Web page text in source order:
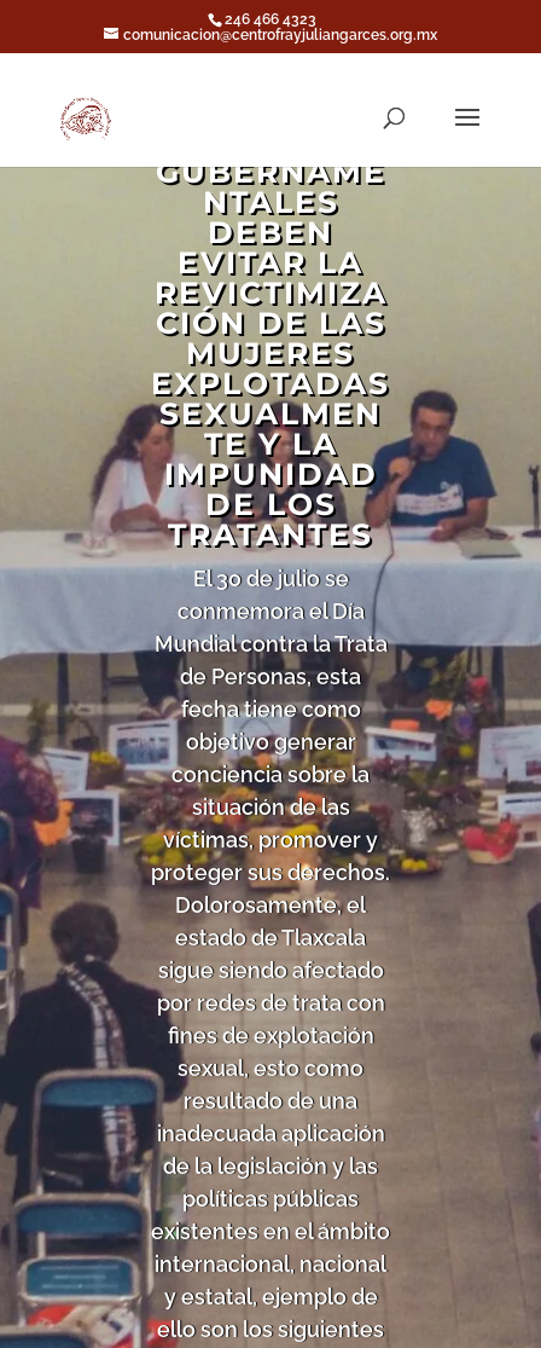
246 466 4323
comunicacion@centrofrayjuliangarces.org.mx
GUBERNAME
NTALES
DEBEN
EVITAR LA
REVICTIMIZA
CIÓN DE LAS
MUJERES
EXPLOTADAS
SEXUALMEN
TE Y LA
IMPUNIDAD
DE LOS
TRATANTES
El 30 de julio se
conmemora el Día
Mundial contra la Trata
de Personas, esta
fecha tiene como
objetivo generar
conciencia sobre la
situación de las
víctimas, promover y
proteger sus derechos.
Dolorosamente, el
estado de Tlaxcala
sigue siendo afectado
por redes de trata con
fines de explotación
sexual, esto como
resultado de una
inadecuada aplicación
de la legislación y las
políticas públicas
existentes en el ámbito
internacional, nacional
y estatal, ejemplo de
ello son los siguientes